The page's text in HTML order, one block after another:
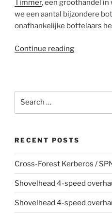
Timmer, een groothandel
we een aantal bijzondere
onafhankelijke bottelaars
Continue reading“Whisky
RECENT POSTS
Cross-Forest Kerberos /
Shovelhead 4-speed
Shovelhead 4-speed